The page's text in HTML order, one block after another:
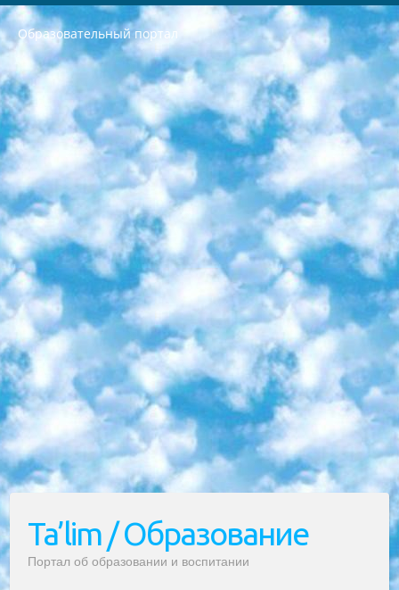
Образовательный портал
РЕСПУБЛИКА УЗБЕКИСТАН МИНИСТРЕРСТВО ДОШКОЛЬНОГО И ШКОЛЬНОГО ОБРАЗОВАНИЯ КОМАНДА в общеобразовательных учреждениях в 2023-2024 учебном году организация и проведение итоговой государственной аттестации обучающихся о Министра дошкольного и школьного образования Республики Узбекистан от 4 марта 2008 года (постановлением Минюста от 20 марта 2008 года № 1778 государственной регистрации) «Итоговое состояние учащихся общего среднего образования на основании положения об утверждении положения об аттестации общего среднего образования выпускной экзамен студентов в образовательных учреждениях в 2023-2024 учебном году В целях организации и прохождения аттестации приказываю: 1. Следующее: перечень предметов, по которым будет проводиться итоговая государственная аттестация и экзамен формы перевода согласно приложению 1; сертификаты международного образца, оценивающие уровень владения иностранными языками перечень согласно приложению 2; 2. Педагогический при специализированных образовательных учреждениях. научно-практический центр квалификации и международной оценки (Д.Давидова) 2024 г. До 25 марта: задания по предметам, по которым будет проводиться итоговая аттестация разработка и утверждение технических условий; итоговая аттестация на основании разработанного предметного задания разработка вопросов по предметам (устно и письменно), экзамен передача; общеобразовательные средние школы и специальные учебные заведения учащиеся выпускных классов школ и интернатов в агентской системе подготовка базы данных экзаменационных материалов и критериев оценки; перевод базы экзаменационных материалов на все языки обучения подать в Республиканский образовательный центр для изготовления; варианты экзаменов на основе разработанных контрольных материалов пусть будут поставлены задачи формирования. 3. Республиканский образовательный центр (Ш.Худайкулов) до 5 апреля 2024 года. до: база данных предоставленных экзаменационных материалов на все языки обучения перевод и экспертиза; для слепых, слабовидящих, глухих, слабослышащих и умственно отсталых детей учащиеся выпускных классов специализированных школ и школ-интернатов база данных экзаменационных материалов на всех преподаваемых языках подготовка критериев оценки; специализированные школы для умственно отсталых детей и технологии для учащихся выпускных классов школ-интернатов разработка соответствующих рекомендаций и критериев проведения ЕГЭ по естествознанию давать задания. 4. Педагогический при специализированных образовательных учреждениях. Научно-практический центр навыков и международной оценки (Д.Давидова), Республика образовательный центр (Худайкулов Ш.) итоговый государственный аттестационный экзамен ориентирован на творческое и логическое мышление при подготовке базы материалов учитывать введение заданий. 5. Следует отметить, что: сертификат государственного образца о знании общеобразовательного предмета и как минимум национальный уровень B1 по предметам на иностранных языках, указанным в Приложении 2. или международно признанный сертификат эквивалентного уровня студенты, изучающие определенный предмет, освобождаются от экзамена; по соответствующим предметам запланирована итоговая государственная аттестация за день до дня, путем жеребьевки Рабочей группой (в письменной форме по предметам, проводимым в форме) из числа сформированных вариантов выбрано 2 варианта; 2 выбранных варианта экзамена анонсированы на официальном сайте министерства и все выпускники по всей стране на основе этих вариантов проводит итоговую государственную аттестацию. 6. Государственное образование учащихся средних общеобразовательных учреждений. знания в соответствии с квалификационными требованиями, которые необходимо приобрести на основании стандартов итоговый (выпускной) контроль для 9 и 11 классов в целях тестирования Экзамены (далее – экзамены) состоят из предметов, перечисленных в приложении 1. будет сделано. 7. Экзамены пройдут с 26 мая по 15 июня 2024 г. (кроме науки физического воспитания). 8. Физическая для учащихся 9 классов общесредних образовательных учреждений. Экзамены по предмету «Образование, квалификация медицина» 1-6 мая 2024 года. сотрудники перевести под присмотр (с отклонениями в физическом или умственном развитии) специализированная школа для детей, школы-интернаты и со сколиозом школы-интернаты санаторного типа для больных детей исключены). 9. Он был слепым, слабовидящим и имел нарушения опорно-двигательного аппарата. экзамены в специализированных школах и интернатах для детей должны проводиться исходя из требований, предъявляемых к общеобразовательным учреждениям (физкультура кроме науки). 10. Специализированная школа для глухих и слабослышащих детей. и экзамены в интернатах и быть реализован в виде письменного теста по математике. 11. Специальность для умственно отсталых детей. Для 9 класса Родной язык и литературное письмо Государственный язык (язык обучения – узбекский). для неклассов) написано Математическое письмо Письменная/устная история Узбекистана Физическое воспитание практично Итоговый контроль Для 11 класса Написание родного языка и литературы (эссе) Математическое письмо Узбекский язык (обучение на узбекском языке) не посещающее общее среднее образование для учреждений)/Образовательное учреждение выбор письменный и устный Иностранный язык письменный/устный Письменная/устная история Узбекистана *По выбору студента:  Химия  Физика  Основы государственного права  География 10 бесплатных образовательных ресурсов - Мы составили подборку онлайн-проектов с интерактивными упражнениями, видеолекциями и статьями. Они помогут вам обрести новые и освежить старые знания бесплатно. 1. «ИНТУИТ» Старейшая образовательная площадка Рунета. Здесь вы найдёте сотни текстовых и видеокурсов на десятки различных тем — от программирования до психологии. Многие курсы подготовлены российскими университетами и крупными международными компаниями вроде Intel и Microsoft. Самостоятельное обучение бесплатное, но желающие могут оплатить услуги персональных наставников. 2. «Смартия» знакомит с актуальными профессиями и подсказывает, как им обучаться. Выбрав заинтересовавшую вас специальность — SMM-специалист, фотограф, веб-дизайнер или другую, — увидите список необходимых для неё умений. Чтобы вы могли освоить их самостоятельно, для каждого умения площадка отображает подборку ссылок на учебные материалы. Хотя «Смартия» ориентируется на русскоязычную аудиторию, часть контента всё же доступна только на английском. 3. «Лекторий Физтеха» Проект Московского физико-технического института (Физтеха). С его помощью вы можете смотреть онлайн серии лекций, записанные на видео в этом вузе. В числе доступных предметов — физика, биология, химия, информационные технологии и другие. К некоторым лекциям администрация ресурса прилагает готовые конспекты, которые можно скачивать в PDF-формате. 4. ITMOcourses Онлайн-площадка Санкт-Петербургского национального исследовательского университета информационных технологий, механики и оптики (ИТМО). Ресурс предоставляет свободный доступ к курсам, разработанным в этом вузе. Каталог материалов разбит на четыре категории: «Оптические системы и технологии», «Приборостроение и робототехника», «Информационные технологии» и «Биотехнологии». Курсы состоят из видеолекций, интерактивных демонстраций и заданий. 5. «КиберЛенинка» Электронная научная библиотека открытого доступа. Каталог площадки регулярно обрастает текстами статей из различных научных изданий. Сгруппированные по журналам и рубрикам публикации можно читать онлайн или скачивать целиком в PDF-формате. Проект нацелен на популяризацию науки за счёт открытого доступа к качественной информации. 6. «ПостНаука» На этом ресурсе публикуют подборки видеолекций, составленные экспертами из разных отраслей и объединённые общими темами. Среди них, к примеру, есть серии «Биоинформатика и геномика», «Культура средневековой Скандинавии» и Cinema Studies о теории кино. Каждая подборка лекций — логически связанная история, рассказанная экспертом от первого лица. Кроме того, на сайте появляются научно-образовательные статьи и тесты на разные темы. 7. «Newочём» Команда проекта «Newочём» отбирает самые интересные тексты из англоязычных СМИ и переводит те из них, за которые голосуют участники сообщества «ВКонтакте». По большей части это научно-популярные статьи. Редакторы придумывают лишь заголовки, в остальном содержание переводов соответствует оригиналам. Полные тексты можно читать прямо в социальной сети. 8. InternetUrok Онлайн-база материалов по основным дисциплинам школьной программы. Информация на сайте структурирована по классам, предметам и темам (урокам). Каждый урок состоит из видеолекций и конспектов. Есть также интерактивные тренажёры и тесты для закрепления пройденного материала. Даже если вы давно окончили школу, возможность повторить программу старших классов всегда может пригодиться. 9. Edutainme Ещё один ресурс об образовании. В отличие от Newtonew, как мне кажется, Edutainme больше ориентируется на представителей индустрии: педагогов, предпринимателей, разработчиков образовательных проектов. Но и любой, кто просто стремится к саморазвитию, найдёт на сайте много полезного и интересного для себя. Например, информацию о новых курсах и образовательных сервисах. 10. Newtonew Онлайн-медиа об образовании и обучении в широком смысле. Авторы Newtonew пишут об инструментах, заведениях, тактиках и стратегиях, которые помогают учить других и получать новые знания самостоятельно. На этой площадке вы найдёте новости, обзоры, аналитические мат
Ta’lim / Образование
Портал об образовании и воспитании